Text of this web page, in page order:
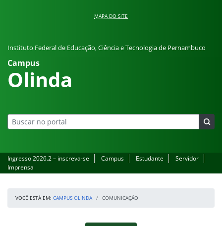
MAPA DO SITE
Instituto Federal de Educação, Ciência e Tecnologia de Pernambuco
Campus
Olinda
Ingresso 2026.2 – inscreva-se Campus Estudante
Servidor
Imprensa
VOCÊ ESTÁ EM: CAMPUS OLINDA COMUNICAÇÃO